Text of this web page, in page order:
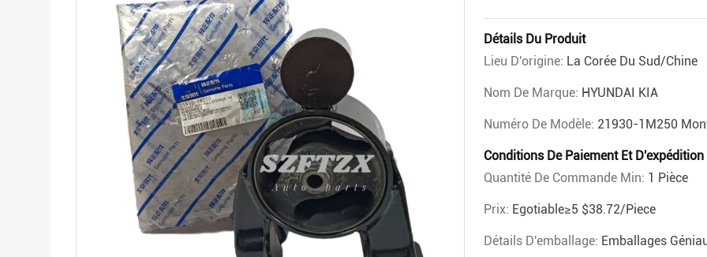
Détails Du Produit
Lieu D'origine: La Corée Du Sud/Chine
Nom De Marque: HYUNDAI KIA
Numéro De Modèle: 21930-1M250
Conditions De Paiement Et D'expédition
Quantité De Commande Min: 1 Pièce
Prix: Egotiable≥5 $38.72/piece
Détails D'emballage: Emballages